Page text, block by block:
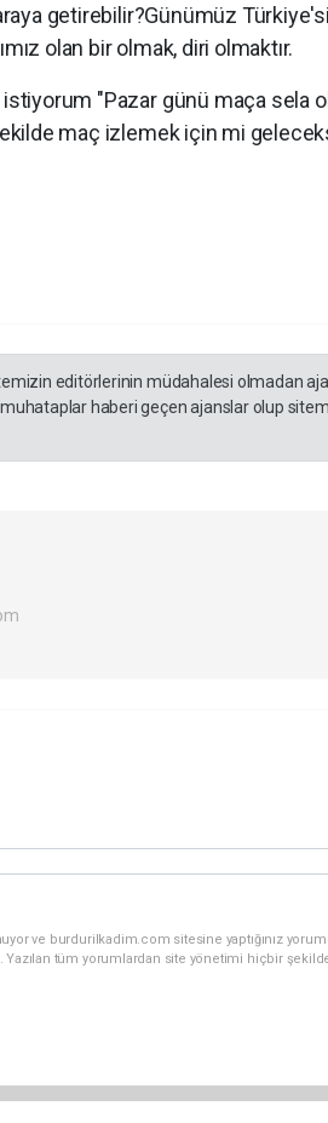
getirebilir?Günümüz
olan bir olmak, diri olmaktır.
istiyorum "Pazar günü maça sela
maç izlemek için mi
editörlerinin müdahalesi olmadan
haberi geçen ajanslar olup
ve burdurilkadim.com sitesine yaptığınız
Yazılan tüm yorumlardan site yönetimi hiçbir